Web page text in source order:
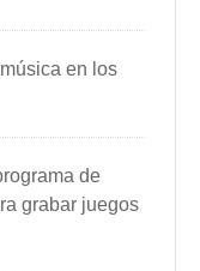
en los
de
grabar juegos